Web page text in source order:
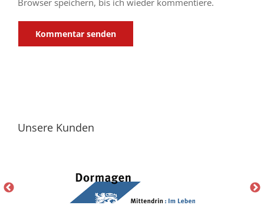
Browser speichern, bis ich wieder kommentiere.
Unsere Kunden